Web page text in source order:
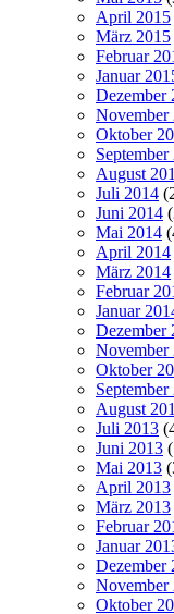
April 2015
März 2015
Februar
Januar
Dezember
November
Oktober
September
August
Juli 2014
Juni 2014
Mai 2014
April 2014
März 2014
Februar
Januar
Dezember
November
Oktober
September
August
Juli 2013
Juni 2013
Mai 2013
April 2013
März 2013
Februar
Januar
Dezember
November
Oktober